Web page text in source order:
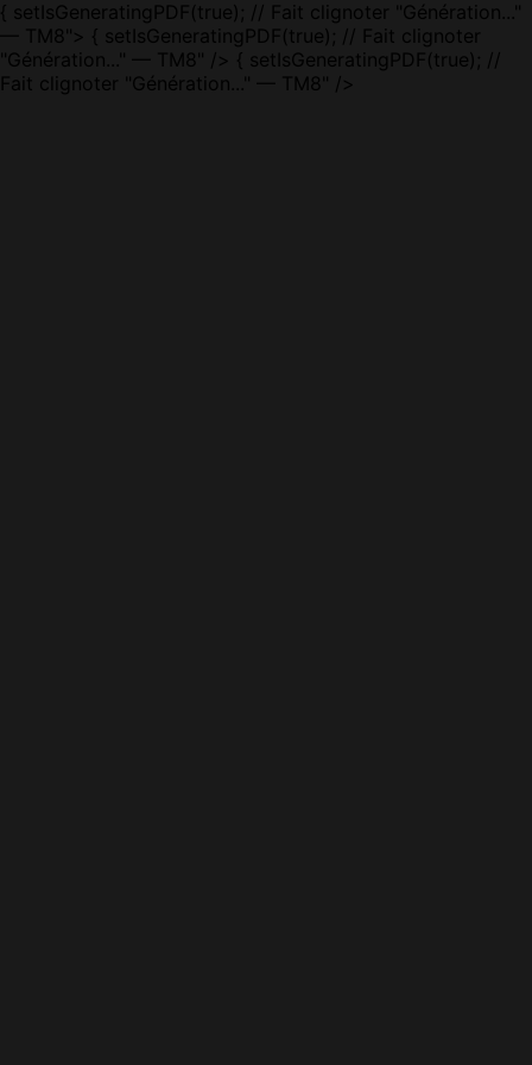
{ setIsGeneratingPDF(true); // Fait clignoter "Génération..."
— TM8"> { setIsGeneratingPDF(true); // Fait clignoter
"Génération..." — TM8" /> { setIsGeneratingPDF(true); //
Fait clignoter "Génération..." — TM8" />